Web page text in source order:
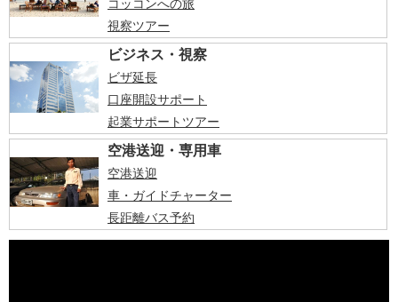
コッコンへの旅
視察ツアー
ビジネス・視察
ビザ延長
口座開設サポート
起業サポートツアー
空港送迎・専用車
空港送迎
車・ガイドチャーター
長距離バス予約